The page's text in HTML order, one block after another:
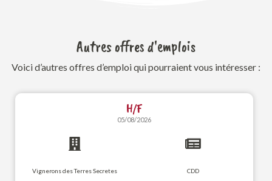
Autres offres d'emplois
Voici d’autres offres d’emploi qui pourraient vous intéresser :
H/F
05/08/2026
Vignerons des Terres Secretes CDD